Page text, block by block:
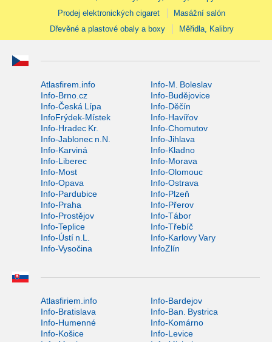
Prodej elektronických cigaret
Masážní salón
Dřevěné a plastové obaly a boxy
Měřidla, Kalibry
Atlasfirem.info
Info-M. Boleslav
Info-Brno.cz
Info-Budějovice
Info-Česká Lípa
Info-Děčín
InfoFrýdek-Místek
Info-Havířov
Info-Hradec Kr.
Info-Chomutov
Info-Jablonec n.N.
Info-Jihlava
Info-Karviná
Info-Kladno
Info-Liberec
Info-Morava
Info-Most
Info-Olomouc
Info-Opava
Info-Ostrava
Info-Pardubice
Info-Plzeň
Info-Praha
Info-Přerov
Info-Prostějov
Info-Tábor
Info-Teplice
Info-Třebíč
Info-Ústí n.L.
Info-Karlovy Vary
Info-Vysočina
InfoZlín
Atlasfiriem.info
Info-Bardejov
Info-Bratislava
Info-Ban. Bystrica
Info-Humenné
Info-Komárno
Info-Košice
Info-Levice